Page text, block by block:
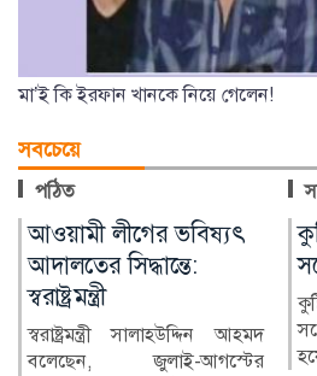
মা’ই কি ইরফান খানকে নিয়ে গেলেন!
সবচেয়ে
পঠিত
কুষ্টিয়ায় ক্যান্সার
সচেতনতামূলক সেমিনার
কুষ্টিয়ার মিরপুরে ক্যান্সার
সচেতনতামূলক সেমিনার অনুষ্ঠিত
হয়েছে। সেমিনারে প্রা...